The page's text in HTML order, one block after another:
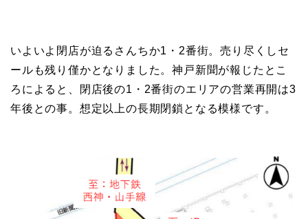
いよいよ閉店が迫るさんちか1・2番街。売り尽くしセ
ールも残り僅かとなりました。神戸新聞が報じたとこ
ろによると、閉店後の1・2番街のエリアの営業再開は3
年後との事。想定以上の長期閉鎖となる模様です。